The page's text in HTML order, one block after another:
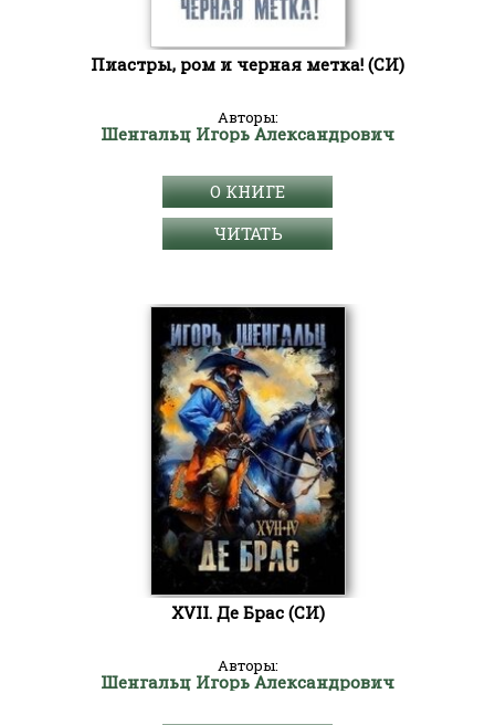
Пиастры, ром и черная метка! (СИ)
Авторы:
Шенгальц Игорь Александрович
О КНИГЕ
ЧИТАТЬ
XVII. Де Брас (СИ)
Авторы:
Шенгальц Игорь Александрович